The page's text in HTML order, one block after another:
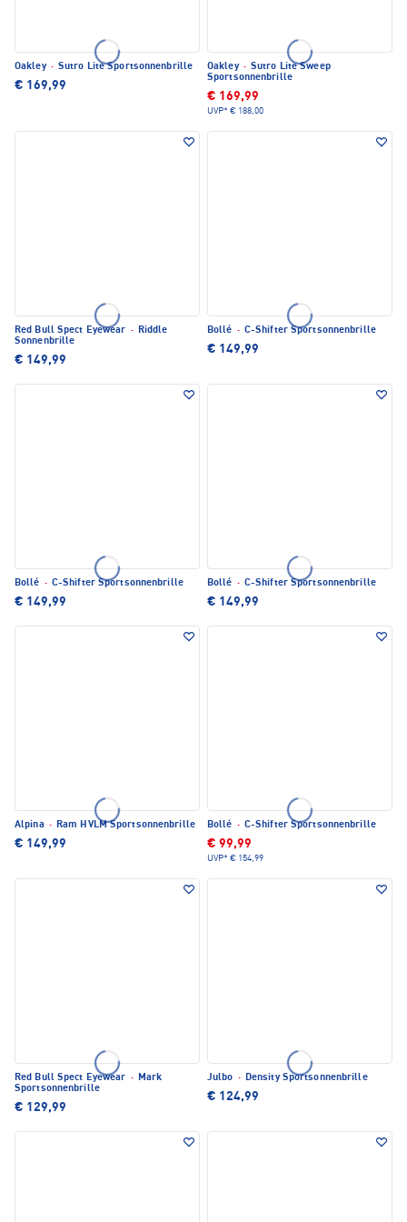
Oakley · Sutro Lite Sportsonnenbrille
€ 169,99
Oakley · Sutro Lite Sweep
Sportsonnenbrille
€ 169,99
UVP* € 188,00
Red Bull Spect Eyewear · Riddle
Sonnenbrille
€ 149,99
Bollé · C-Shifter Sportsonnenbrille
€ 149,99
Bollé · C-Shifter Sportsonnenbrille
€ 149,99
Bollé · C-Shifter Sportsonnenbrille
€ 149,99
Alpina · Ram HVLM Sportsonnenbrille
€ 149,99
Bollé · C-Shifter Sportsonnenbrille
€ 99,99
UVP* € 154,99
Red Bull Spect Eyewear · Mark
Sportsonnenbrille
€ 129,99
Julbo · Density Sportsonnenbrille
€ 124,99